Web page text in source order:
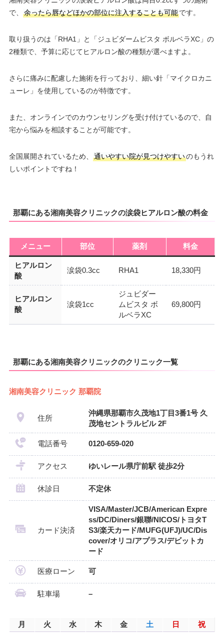
で、
余ったら唇などほかの部位に注入することも可能です。
取り扱うのは「RHA1」と「ジュビダームビスタ ボルベラXC」の
2種類で、予算に応じてヒアルロン酸の種類が選べますよ。
さらに痛みに配慮した施術を行っており、細い針「マイクロカニ
ューレ」を使用しているのが特徴です。
また、オンラインでのカウンセリングを受け付けているので、自
宅から悩みを相談することが可能です。
全国展開されているため、 通いやすい院が見つけやすいのもうれ
しいポイントですね！
那覇にある湘南美容クリニックの涙袋ヒアルロン酸の料金
メニュー 部位 薬剤 料金
ヒアルロン
酸
涙袋0.3cc RHA1 18,330円
ヒアルロン
酸
涙袋1cc
ジュビダー
ムビスタ ボ
ルベラXC
69,800円
那覇にある湘南美容クリニックのクリニック一覧
湘南美容クリニック 那覇院
住所
沖縄県那覇市久茂地1丁目3番1号 久
茂地セントラルビル 2F
電話番号 0120-659-020
アクセス ゆいレール県庁前駅 徒歩2分
休診日 不定休
カード決済
VISA/Master/JCB/American Expre
ss/DC/Diners/銀聯/NICOS/トヨタT
S3/楽天カード/MUFG(UFJ)/UC/Dis
cover/オリコ/アプラス/デビットカ
ード
医療ローン 可
駐車場 –
月 火 水 木 金 土 日 祝